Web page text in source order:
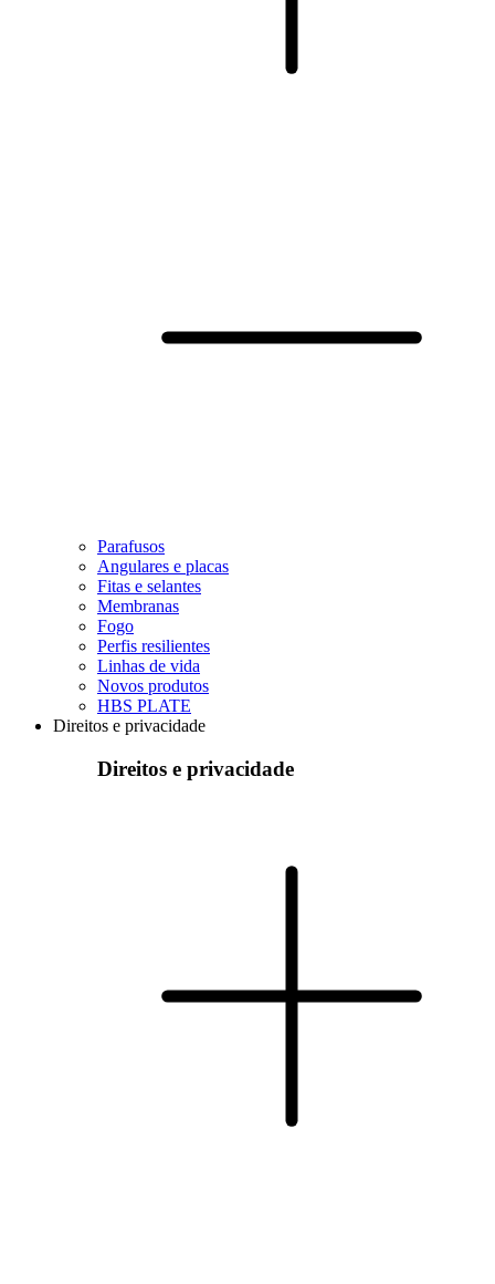
Parafusos
Angulares e placas
Fitas e selantes
Membranas
Fogo
Perfis resilientes
Linhas de vida
Novos produtos
HBS PLATE
Direitos e privacidade
Direitos e privacidade